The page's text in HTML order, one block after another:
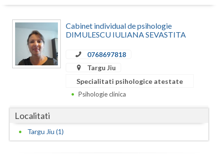
Bucuresti
Calarasi
Caras-Severin
Covasna
Dambovita
Cabinet individual de psihologie
DIMULESCU IULIANA SEVASTITA
0768697818
Targu Jiu
Specialitati psihologice atestate
Psihologie clinica
Localitati
Targu Jiu (1)